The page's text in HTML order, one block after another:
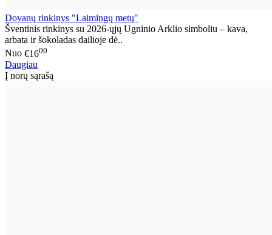
Dovanų rinkinys "Laimingų metų"
Šventinis rinkinys su 2026-ųjų Ugninio Arklio simboliu – kava,
arbata ir šokoladas dailioje dė..
Nuo €1600
Daugiau
Į norų sąrašą